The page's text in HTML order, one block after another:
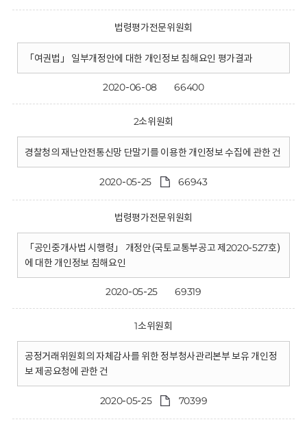
법령평가전문위원회
「여권법」 일부개정안에 대한 개인정보 침해요인 평가결과
2020-06-08 66400
2소위원회
경찰청의 재난안전통신망 단말기를 이용한 개인정보 수집에 관한 건
2020-05-25 66943
법령평가전문위원회
「공인중개사법 시행령」 개정안(국토교통부공고 제2020-527호)
에 대한 개인정보 침해요인
2020-05-25 69319
1소위원회
공정거래위원회의 자체감사를 위한 정부청사관리본부 보유 개인정
보 제공요청에 관한 건
2020-05-25 70399